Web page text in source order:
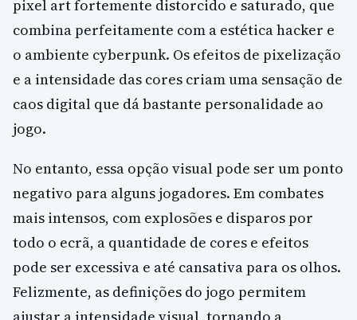
pixel art fortemente distorcido e saturado, que
combina perfeitamente com a estética hacker e
o ambiente cyberpunk. Os efeitos de pixelização
e a intensidade das cores criam uma sensação de
caos digital que dá bastante personalidade ao
jogo.
No entanto, essa opção visual pode ser um ponto
negativo para alguns jogadores. Em combates
mais intensos, com explosões e disparos por
todo o ecrã, a quantidade de cores e efeitos
pode ser excessiva e até cansativa para os olhos.
Felizmente, as definições do jogo permitem